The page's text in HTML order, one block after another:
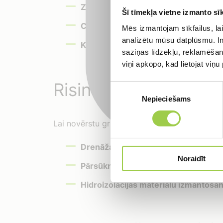
Šī tīmekļa vietne izmanto
Mēs izmantojam sīkfailus,
analizētu mūsu datplūsmu.
saziņas līdzekļu,
viņi apkopo, kad lietojat viņu
Nepieciešams
Noraidīt
Zālāju degradācija:
Augsts
Ceļu un bruģa segumu bojājumi:
Kanalizācijas sistēmu sarežģījumi:
Risinājumi
Lai novērstu gruntsūdeņu radītās
Drenāžas sistēmu izbūvi:Drenāžas
Pārsūknēšanas staciju izmantošanu:
Hidroizolācijas materiālu